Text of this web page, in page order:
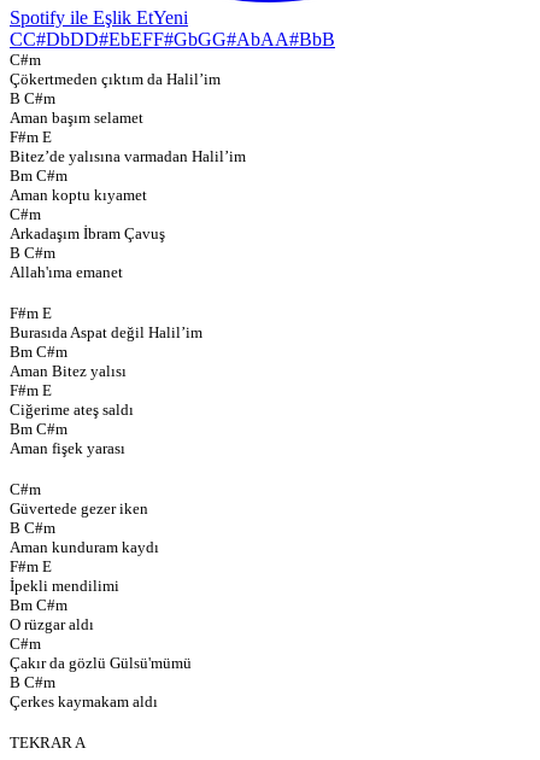
Spotify ile Eşlik EtYeni
CC#DbDD#EbEFF#GbGG#AbAA#BbB
C#m
Çökertmeden çıktım da Halil’im
B C#m
Aman başım selamet
F#m E
Bitez’de yalısına varmadan Halil’im
Bm C#m
Aman koptu kıyamet
C#m
Arkadaşım İbram Çavuş
B C#m
Allah'ıma emanet
F#m E
Burasıda Aspat değil Halil’im
Bm C#m
Aman Bitez yalısı
F#m E
Ciğerime ateş saldı
Bm C#m
Aman fişek yarası
C#m
Güvertede gezer iken
B C#m
Aman kunduram kaydı
F#m E
İpekli mendilimi
Bm C#m
O rüzgar aldı
C#m
Çakır da gözlü Gülsü'mümü
B C#m
Çerkes kaymakam aldı
TEKRAR A